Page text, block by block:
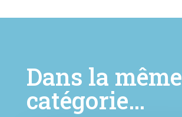
Dans la même
catégorie…